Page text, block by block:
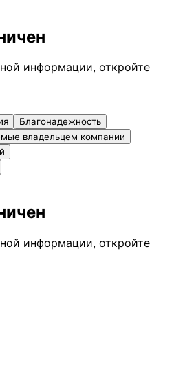
информации, откройте
Благонадежность
владельцем компании
информации, откройте